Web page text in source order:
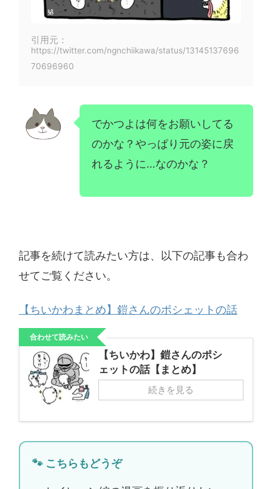
引用元：
https://twitter.com/ngnchiikawa/status/13145137696
70696960
でかつよは何をお願いしてる
のかな？やっぱり元の姿に戻
れるように…なのかな？
記事を続けて読みたい方は、以下の記事も合わ
せてご覧ください。
【ちいかわまとめ】鎧さんのポシェットの話
合わせて読みたい
【ちいかわ】鎧さんのポシ
ェットの話【まとめ】
続きを見る
🐾 こちらもどうぞ